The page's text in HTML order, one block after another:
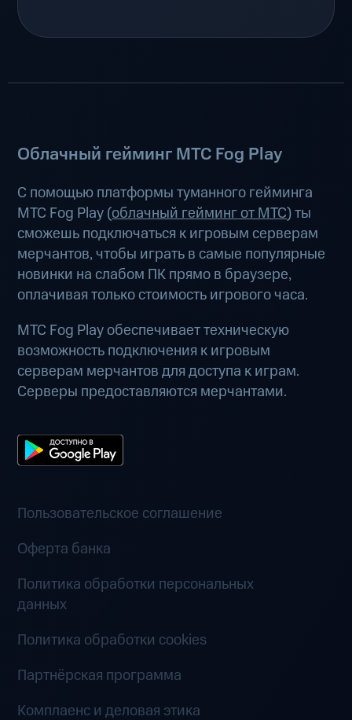
Облачный гейминг МТС Fog Play
С помощью платформы туманного гейминга
МТС Fog Play (облачный гейминг от МТС) ты
сможешь подключаться к игровым серверам
мерчантов, чтобы играть в самые популярные
новинки на слабом ПК прямо в браузере,
оплачивая только стоимость игрового часа.
МТС Fog Play обеспечивает техническую
возможность подключения к игровым
серверам мерчантов для доступа к играм.
Серверы предоставляются мерчантами.
Пользовательское соглашение
Оферта банка
Политика обработки персональных
данных
Политика обработки cookies
Партнёрская программа
Комплаенс и деловая этика